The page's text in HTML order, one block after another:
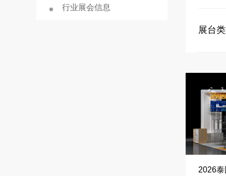
行业展会信息
展台